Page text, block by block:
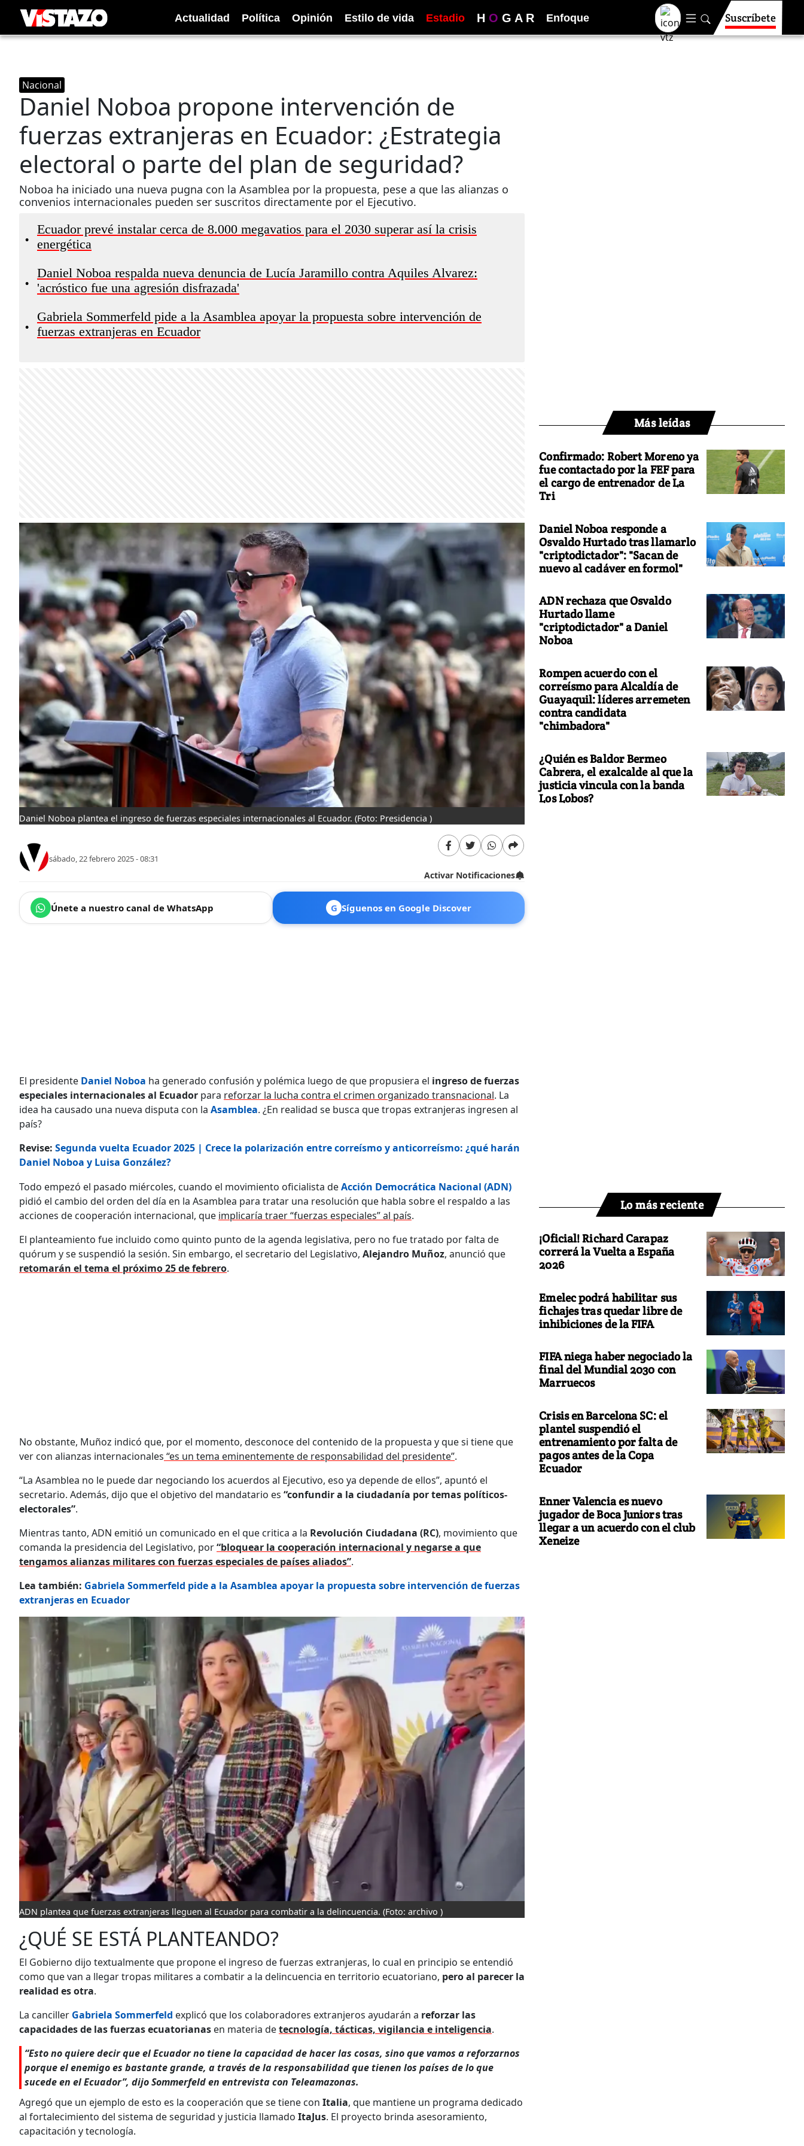
Actualidad Política Opinión Estilo de vida Estadio H O G A R Enfoque Suscríbete
Nacional
Daniel Noboa propone intervención de
fuerzas extranjeras en Ecuador: ¿Estrategia
electoral o parte del plan de seguridad?
Noboa ha iniciado una nueva pugna con la Asamblea por la propuesta, pese a que las alianzas o
convenios internacionales pueden ser suscritos directamente por el Ejecutivo.
•
Ecuador prevé instalar cerca de 8.000 megavatios para el 2030 superar así la crisis
energética
•
Daniel Noboa respalda nueva denuncia de Lucía Jaramillo contra Aquiles Alvarez:
'acróstico fue una agresión disfrazada'
•
Gabriela Sommerfeld pide a la Asamblea apoyar la propuesta sobre intervención de
fuerzas extranjeras en Ecuador
Daniel Noboa plantea el ingreso de fuerzas especiales internacionales al Ecuador. (Foto: Presidencia )
sábado, 22 febrero 2025 - 08:31
Activar Notificaciones
Únete a nuestro canal de WhatsApp G Síguenos en Google Discover
El presidente Daniel Noboa ha generado confusión y polémica luego de que propusiera el ingreso de fuerzas
especiales internacionales al Ecuador para reforzar la lucha contra el crimen organizado transnacional. La
idea ha causado una nueva disputa con la Asamblea. ¿En realidad se busca que tropas extranjeras ingresen al
país?
Revise: Segunda vuelta Ecuador 2025 | Crece la polarización entre correísmo y anticorreísmo: ¿qué harán
Daniel Noboa y Luisa González?
Todo empezó el pasado miércoles, cuando el movimiento oficialista deAcción Democrática Nacional (ADN)
pidió el cambio del orden del día en la Asamblea para tratar una resolución que habla sobre el respaldo a las
acciones de cooperación internacional, que implicaría traer “fuerzas especiales” al país.
El planteamiento fue incluido como quinto punto de la agenda legislativa, pero no fue tratado por falta de
quórum y se suspendió la sesión. Sin embargo, el secretario del Legislativo, Alejandro Muñoz, anunció que
retomarán el tema el próximo 25 de febrero.
No obstante, Muñoz indicó que, por el momento, desconoce del contenido de la propuesta y que si tiene que
ver con alianzas internacionales “es un tema eminentemente de responsabilidad del presidente”.
“La Asamblea no le puede dar negociando los acuerdos al Ejecutivo, eso ya depende de ellos”, apuntó el
secretario. Además, dijo que el objetivo del mandatario es “confundir a la ciudadanía por temas políticos-
electorales”.
Mientras tanto, ADN emitió un comunicado en el que critica a la Revolución Ciudadana (RC), movimiento que
comanda la presidencia del Legislativo, por“bloquear la cooperación internacional y negarse a que
tengamos alianzas militares con fuerzas especiales de países aliados”.
Lea también: Gabriela Sommerfeld pide a la Asamblea apoyar la propuesta sobre intervención de fuerzas
extranjeras en Ecuador
ADN plantea que fuerzas extranjeras lleguen al Ecuador para combatir a la delincuencia. (Foto: archivo )
¿QUÉ SE ESTÁ PLANTEANDO?
El Gobierno dijo textualmente que propone el ingreso de fuerzas extranjeras, lo cual en principio se entendió
como que van a llegar tropas militares a combatir a la delincuencia en territorio ecuatoriano, pero al parecer la
realidad es otra.
La canciller Gabriela Sommerfeld explicó que los colaboradores extranjeros ayudarán a reforzar las
capacidades de las fuerzas ecuatorianas en materia detecnología, tácticas, vigilancia e inteligencia.
“Esto no quiere decir que el Ecuador no tiene la capacidad de hacer las cosas, sino que vamos a reforzarnos
porque el enemigo es bastante grande, a través de la responsabilidad que tienen los países de lo que
sucede en el Ecuador”, dijo Sommerfeld en entrevista con Teleamazonas.
Agregó que un ejemplo de esto es la cooperación que se tiene con Italia, que mantiene un programa dedicado
al fortalecimiento del sistema de seguridad y justicia llamado ItaJus. El proyecto brinda asesoramiento,
capacitación y tecnología.
Más leídas
Confirmado: Robert Moreno ya
fue contactado por la FEF para
el cargo de entrenador de La
Tri
Daniel Noboa responde a
Osvaldo Hurtado tras llamarlo
"criptodictador": "Sacan de
nuevo al cadáver en formol"
ADN rechaza que Osvaldo
Hurtado llame
"criptodictador" a Daniel
Noboa
Rompen acuerdo con el
correísmo para Alcaldía de
Guayaquil: líderes arremeten
contra candidata
"chimbadora"
¿Quién es Baldor Bermeo
Cabrera, el exalcalde al que la
justicia vincula con la banda
Los Lobos?
Lo más reciente
¡Oficial! Richard Carapaz
correrá la Vuelta a España
2026
Emelec podrá habilitar sus
fichajes tras quedar libre de
inhibiciones de la FIFA
FIFA niega haber negociado la
final del Mundial 2030 con
Marruecos
Crisis en Barcelona SC: el
plantel suspendió el
entrenamiento por falta de
pagos antes de la Copa
Ecuador
Enner Valencia es nuevo
jugador de Boca Juniors tras
llegar a un acuerdo con el club
Xeneize